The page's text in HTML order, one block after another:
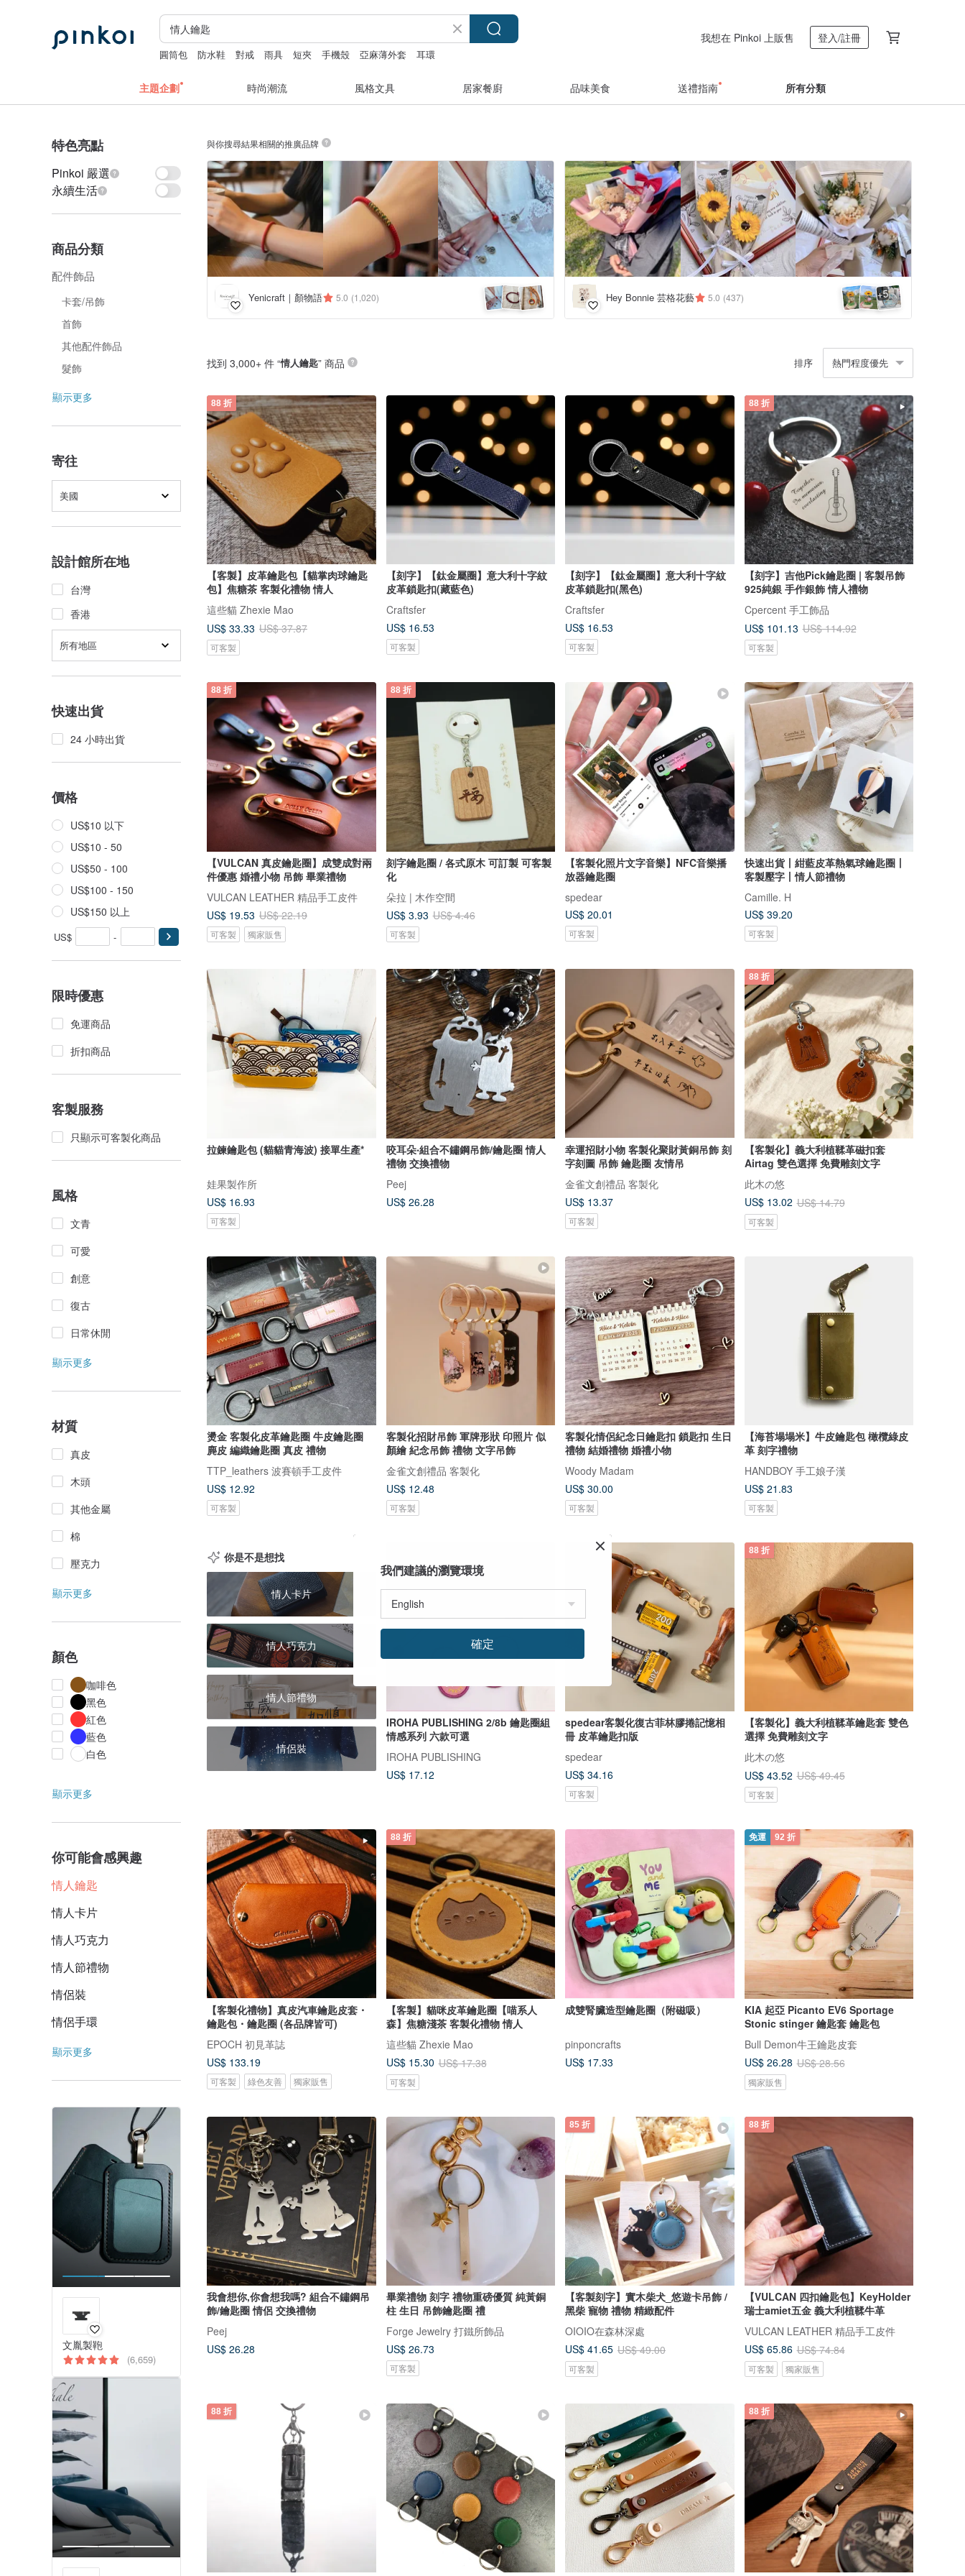
圓筒包 防水鞋 對戒 雨具 短夾 手機殼 亞麻薄外套 耳環
我想在 Pinkoi 上販售 登入/註冊
主題企劃 時尚潮流 風格文具 居家餐廚 品味美食 送禮指南 所有分類
特色亮點
Pinkoi 嚴選
永續生活
商品分類
配件飾品
卡套/吊飾
首飾
其他配件飾品
髮飾
顯示更多
寄往
美國
設計館所在地
台灣
香港
所有地區
快速出貨
24 小時出貨
價格
US$10 以下
US$10 - 50
US$50 - 100
US$100 - 150
US$150 以上
US$ -
限時優惠
免運商品
折扣商品
客製服務
只顯示可客製化商品
風格
文青
可愛
創意
復古
日常休閒
顯示更多
材質
真皮
木頭
其他金屬
棉
壓克力
顯示更多
顏色
咖啡色
黑色
紅色
藍色
白色
顯示更多
你可能會感興趣
情人鑰匙
情人卡片
情人巧克力
情人節禮物
情侶裝
情侶手環
顯示更多
文胤製鞄
(6,659)
與你搜尋結果相關的推廣品牌
Yenicraft｜顏物語 5.0 (1,020) Hey Bonnie 芸格花藝 5.0 (437) +5
找到 3,000+ 件 “情人鑰匙” 商品 排序 熱門程度優先
88 折
【客製】皮革鑰匙包【貓掌肉球鑰匙
包】焦糖茶 客製化禮物 情人
這些貓 Zhexie Mao
US$ 33.33 US$ 37.87
可客製
【刻字】【鈦金屬圈】意大利十字紋
皮革鎖匙扣(藏藍色)
Craftsfer
US$ 16.53
可客製
【刻字】【鈦金屬圈】意大利十字紋
皮革鎖匙扣(黑色)
Craftsfer
US$ 16.53
可客製
88 折
【刻字】吉他Pick鑰匙圈 | 客製吊飾
925純銀 手作銀飾 情人禮物
Cpercent 手工飾品
US$ 101.13 US$ 114.92
可客製
88 折
【VULCAN 真皮鑰匙圈】成雙成對兩
件優惠 婚禮小物 吊飾 畢業禮物
VULCAN LEATHER 精品手工皮件
US$ 19.53 US$ 22.19
可客製 獨家販售
88 折
刻字鑰匙圈 / 各式原木 可訂製 可客製
化
朵拉 | 木作空間
US$ 3.93 US$ 4.46
可客製
【客製化照片文字音樂】NFC音樂播
放器鑰匙圈
spedear
US$ 20.01
可客製
快速出貨丨紺藍皮革熱氣球鑰匙圈丨
客製壓字丨情人節禮物
Camille. H
US$ 39.20
可客製
拉鍊鑰匙包 (貓貓青海波) 接單生產*
娃果製作所
US$ 16.93
可客製
咬耳朵‧組合不鏽鋼吊飾/鑰匙圈 情人
禮物 交換禮物
Peej
US$ 26.28
幸運招財小物 客製化聚財黃銅吊飾 刻
字刻圖 吊飾 鑰匙圈 友情吊
金雀文創禮品 客製化
US$ 13.37
可客製
88 折
【客製化】義大利植鞣革磁扣套
Airtag 雙色選擇 免費雕刻文字
此木の悠
US$ 13.02 US$ 14.79
可客製
燙金 客製化皮革鑰匙圈 牛皮鑰匙圈
麂皮 編織鑰匙圈 真皮 禮物
TTP_leathers 波賽頓手工皮件
US$ 12.92
可客製
客製化招財吊飾 軍牌形狀 印照片 似
顏繪 紀念吊飾 禮物 文字吊飾
金雀文創禮品 客製化
US$ 12.48
可客製
客製化情侶紀念日鑰匙扣 鎖匙扣 生日
禮物 結婚禮物 婚禮小物
Woody Madam
US$ 30.00
可客製
【海苔塌塌米】牛皮鑰匙包 橄欖綠皮
革 刻字禮物
HANDBOY 手工娘子漢
US$ 21.83
可客製
你是不是想找
情人卡片
情人巧克力
情人節禮物
情侶裝
IROHA PUBLISHING 2/8b 鑰匙圈組
情感系列 六款可選
IROHA PUBLISHING
US$ 17.12
spedear客製化復古菲林膠捲記憶相
冊 皮革鑰匙扣版
spedear
US$ 34.16
可客製
88 折
【客製化】義大利植鞣革鑰匙套 雙色
選擇 免費雕刻文字
此木の悠
US$ 43.52 US$ 49.45
可客製
【客製化禮物】真皮汽車鑰匙皮套・
鑰匙包・鑰匙圈 (各品牌皆可)
EPOCH 初見革誌
US$ 133.19
可客製 綠色友善 獨家販售
88 折
【客製】貓咪皮革鑰匙圈【喵系人
森】焦糖淺茶 客製化禮物 情人
這些貓 Zhexie Mao
US$ 15.30 US$ 17.38
可客製
成雙腎臟造型鑰匙圈（附磁吸）
pinponcrafts
US$ 17.33
免運 92 折
KIA 起亞 Picanto EV6 Sportage
Stonic stinger 鑰匙套 鑰匙包
Bull Demon牛王鑰匙皮套
US$ 26.28 US$ 28.56
獨家販售
我會想你,你會想我嗎? 組合不鏽鋼吊
飾/鑰匙圈 情侶 交換禮物
Peej
US$ 26.28
畢業禮物 刻字 禮物重磅優質 純黃銅
柱 生日 吊飾鑰匙圈 禮
Forge Jewelry 打鐵所飾品
US$ 26.73
可客製
85 折
【客製刻字】實木柴犬_悠遊卡吊飾 /
黑柴 寵物 禮物 精緻配件
OIOIO在森林深處
US$ 41.65 US$ 49.00
可客製
88 折
【VULCAN 四扣鑰匙包】KeyHolder
瑞士amiet五金 義大利植鞣牛革
VULCAN LEATHER 精品手工皮件
US$ 65.86 US$ 74.84
可客製 獨家販售
88 折 88 折
我們建議的瀏覽環境
確定